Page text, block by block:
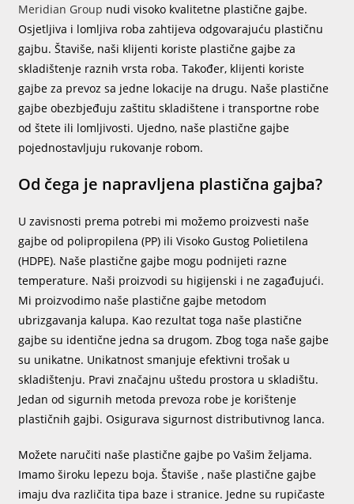
Meridian Group nudi visoko kvalitetne plastične gajbe.
Osjetljiva i lomljiva roba zahtijeva odgovarajuću plastičnu
gajbu. Štaviše, naši klijenti koriste plastične gajbe za
skladištenje raznih vrsta roba. Također, klijenti koriste
gajbe za prevoz sa jedne lokacije na drugu. Naše plastične
gajbe obezbjeđuju zaštitu skladištene i transportne robe
od štete ili lomljivosti. Ujedno, naše plastične gajbe
pojednostavljuju rukovanje robom.
Od čega je napravljena plastična gajba?
U zavisnosti prema potrebi mi možemo proizvesti naše
gajbe od polipropilena (PP) ili Visoko Gustog Polietilena
(HDPE). Naše plastične gajbe mogu podnijeti razne
temperature. Naši proizvodi su higijenski i ne zagađujući.
Mi proizvodimo naše plastične gajbe metodom
ubrizgavanja kalupa. Kao rezultat toga naše plastične
gajbe su identične jedna sa drugom. Zbog toga naše gajbe
su unikatne. Unikatnost smanjuje efektivni trošak u
skladištenju. Pravi značajnu uštedu prostora u skladištu.
Jedan od sigurnih metoda prevoza robe je korištenje
plastičnih gajbi. Osigurava sigurnost distributivnog lanca.
Možete naručiti naše plastične gajbe po Vašim željama.
Imamo široku lepezu boja. Štaviše , naše plastične gajbe
imaju dva različita tipa baze i stranice. Jedne su rupičaste